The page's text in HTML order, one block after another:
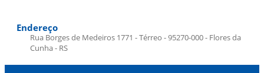
Endereço
Rua Borges de Medeiros 1771 - Térreo - 95270-000 - Flores da
Cunha - RS